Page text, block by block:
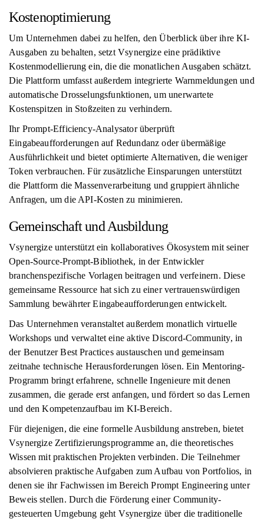
Kostenoptimierung
Um Unternehmen dabei zu helfen, den Überblick über ihre KI-
Ausgaben zu behalten, setzt Vsynergize eine prädiktive
Kostenmodellierung ein, die die monatlichen Ausgaben schätzt.
Die Plattform umfasst außerdem integrierte Warnmeldungen und
automatische Drosselungsfunktionen, um unerwartete
Kostenspitzen in Stoßzeiten zu verhindern.
Ihr Prompt-Efficiency-Analysator überprüft
Eingabeaufforderungen auf Redundanz oder übermäßige
Ausführlichkeit und bietet optimierte Alternativen, die weniger
Token verbrauchen. Für zusätzliche Einsparungen unterstützt
die Plattform die Massenverarbeitung und gruppiert ähnliche
Anfragen, um die API-Kosten zu minimieren.
Gemeinschaft und Ausbildung
Vsynergize unterstützt ein kollaboratives Ökosystem mit seiner
Open-Source-Prompt-Bibliothek, in der Entwickler
branchenspezifische Vorlagen beitragen und verfeinern. Diese
gemeinsame Ressource hat sich zu einer vertrauenswürdigen
Sammlung bewährter Eingabeaufforderungen entwickelt.
Das Unternehmen veranstaltet außerdem monatlich virtuelle
Workshops und verwaltet eine aktive Discord-Community, in
der Benutzer Best Practices austauschen und gemeinsam
zeitnahe technische Herausforderungen lösen. Ein Mentoring-
Programm bringt erfahrene, schnelle Ingenieure mit denen
zusammen, die gerade erst anfangen, und fördert so das Lernen
und den Kompetenzaufbau im KI-Bereich.
Für diejenigen, die eine formelle Ausbildung anstreben, bietet
Vsynergize Zertifizierungsprogramme an, die theoretisches
Wissen mit praktischen Projekten verbinden. Die Teilnehmer
absolvieren praktische Aufgaben zum Aufbau von Portfolios, in
denen sie ihr Fachwissen im Bereich Prompt Engineering unter
Beweis stellen. Durch die Förderung einer Community-
gesteuerten Umgebung geht Vsynergize über die traditionelle